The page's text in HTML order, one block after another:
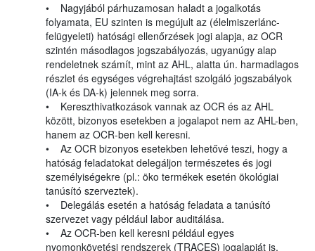
• Nagyjából párhuzamosan haladt a jogalkotás
folyamata, EU szinten is megújult az (élelmiszerlánc-
felügyeleti) hatósági ellenőrzések jogi alapja, az OCR
szintén másodlagos jogszabályozás, ugyanúgy alap
rendeletnek számít, mint az AHL, alatta ún. harmadlagos
részlet és egységes végrehajtást szolgáló jogszabályok
(IA-k és DA-k) jelennek meg sorra.
• Kereszthivatkozások vannak az OCR és az AHL
között, bizonyos esetekben a jogalapot nem az AHL-ben,
hanem az OCR-ben kell keresni.
• Az OCR bizonyos esetekben lehetővé teszi, hogy a
hatóság feladatokat delegáljon természetes és jogi
személyiségekre (pl.: öko termékek esetén ökológiai
tanúsító szerveztek).
• Delegálás esetén a hatóság feladata a tanúsító
szervezet vagy például labor auditálása.
• Az OCR-ben kell keresni például egyes
nyomonkövetési rendszerek (TRACES) jogalapját is.